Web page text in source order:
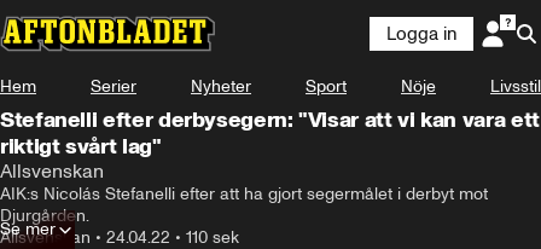
Logga in
Hem Serier Nyheter Sport Nöje Livsstil
Stefanelli efter derbysegern: "Visar att vi kan vara ett
riktigt svårt lag"
Allsvenskan
AIK:s Nicolás Stefanelli efter att ha gjort segermålet i derbyt mot
Djurgården.
Allsvenskan • 24.04.22 • 110 sek
Se mer